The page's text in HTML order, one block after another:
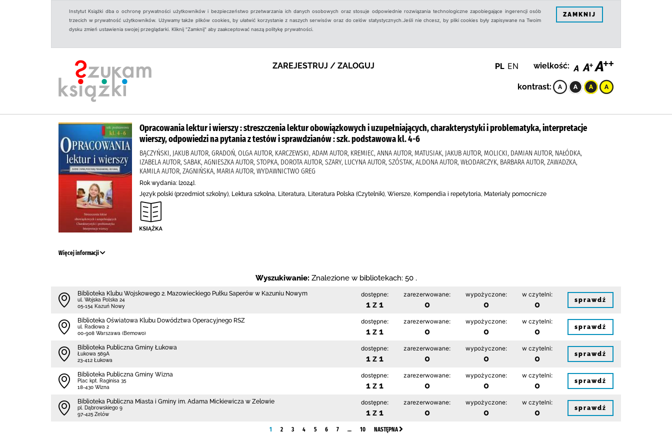
Instytut Książki dba o ochronę prywatności użytkowników i bezpieczeństwo przetwarzania ich danych osobowych oraz stosuje odpowiednie rozwiązania technologiczne zapobiegające ingerencji osób
trzecich w prywatność użytkowników. Używamy także plików cookies, by ułatwić korzystanie z naszych serwisów oraz do celów statystycznych.Jeśli nie chcesz, by pliki cookies były zapisywane na Twoim
dysku zmień ustawienia swojej przeglądarki. Kliknij "Zamknij" aby zaakceptować naszą politykę prywatności.
ZAMKNIJ
ZAREJESTRUJ / ZALOGUJ PL EN wielkość:
kontrast:
Opracowania lektur i wierszy : streszczenia lektur obowiązkowych i uzupełniających, charakterystyki i problematyka, interpretacje
wierszy, odpowiedzi na pytania z testów i sprawdzianów : szk. podstawowa kl. 4-6
BĄCZYŃSKI, JAKUB AUTOR, GRADOŃ, OLGA AUTOR, KARCZEWSKI, ADAM AUTOR, KREMIEC, ANNA AUTOR, MATUSIAK, JAKUB AUTOR, MOLICKI, DAMIAN AUTOR, NAŁÓDKA,
IZABELA AUTOR, SABAK, AGNIESZKA AUTOR, STOPKA, DOROTA AUTOR, SZARY, LUCYNA AUTOR, SZÓSTAK, ALDONA AUTOR, WŁODARCZYK, BARBARA AUTOR, ZAWADZKA,
KAMILA AUTOR, ZAGNIŃSKA, MARIA AUTOR, WYDAWNICTWO GREG
Rok wydania: [2024].
Język polski (przedmiot szkolny), Lektura szkolna, Literatura, Literatura Polska (Czytelnik), Wiersze, Kompendia i repetytoria, Materiały pomocnicze
Więcej informacji
Wyszukiwanie: Znalezione w bibliotekach: 50 .
Biblioteka Klubu Wojskowego 2. Mazowieckiego Pułku Saperów w Kazuniu Nowym
ul. Wojska Polska 24
05-154 Kazuń Nowy
dostępne:
1 z 1
zarezerwowane:
0
wypożyczone:
0
w czytelni:
0 sprawdź
Biblioteka Oświatowa Klubu Dowództwa Operacyjnego RSZ
ul. Radiowa 2
00-908 Warszawa (Bemowo)
dostępne:
1 z 1
zarezerwowane:
0
wypożyczone:
0
w czytelni:
0 sprawdź
Biblioteka Publiczna Gminy Łukowa
Łukowa 569A
23-412 Łukowa
dostępne:
1 z 1
zarezerwowane:
0
wypożyczone:
0
w czytelni:
0 sprawdź
Biblioteka Publiczna Gminy Wizna
Plac kpt. Raginisa 35
18-430 Wizna
dostępne:
1 z 1
zarezerwowane:
0
wypożyczone:
0
w czytelni:
0 sprawdź
Biblioteka Publiczna Miasta i Gminy im. Adama Mickiewicza w Zelowie
pl. Dąbrowskiego 9
97-425 Zelów
dostępne:
1 z 1
zarezerwowane:
0
wypożyczone:
0
w czytelni:
0 sprawdź
1 2 3 4 5 6 7 … 10 NASTĘPNA